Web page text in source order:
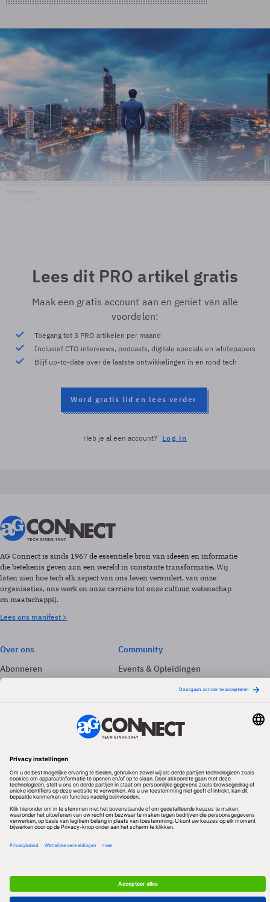
Lees dit PRO artikel gratis
Maak een gratis account aan en geniet van alle
voordelen:
Toegang tot 3 PRO artikelen per maand
Inclusief CTO interviews, podcasts, digitale specials en whitepapers
Blijf up-to-date over de laatste ontwikkelingen in en rond tech
Word gratis lid en lees verder
Heb je al een account? Log in
AG Connect is sinds 1967 de essentiële bron van ideeën en informatie
die betekenis geven aan een wereld in constante transformatie. Wij
laten zien hoe tech elk aspect van ons leven verandert, van onze
organisaties, ons werk en onze carrière tot onze cultuur, wetenschap
en maatschappij.
Lees ons manifest >
Over ons
Abonneren
Adverteren
Community
Events & Opleidingen
Volg ons
Redactionele partner
Algemene Voorwaarden & Copyrights